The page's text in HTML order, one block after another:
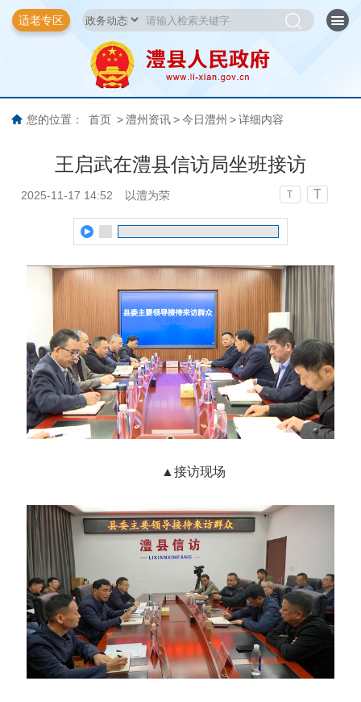
适老专区
您的位置： 首页 > 澧州资讯 > 今日澧州 > 详细内容
王启武在澧县信访局坐班接访
2025-11-17 14:52 以澧为荣 T T
▲ 接访现场